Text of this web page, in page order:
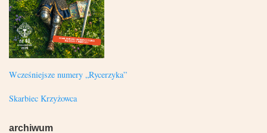
Wcześniejsze numery „Rycerzyka”
Skarbiec Krzyżowca
archiwum